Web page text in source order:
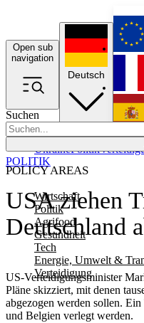
Open sub
navigation
Suchen
POLICY AREAS
Wirtschaft
Politik
Agrifood
Gesundheit
Tech
Energie, Umwelt &
Verteidigung
UkrainePolitik
Deutsch
USA ziehen
Deutschland
US-Verteidigungsminister
Pläne skizziert, mit denen
abgezogen werden sollen.
und Belgien verlegt werden.
POLITIK